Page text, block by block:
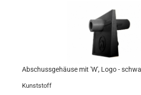
Abschussgehäuse mit 'W', Logo -
Kunststoff